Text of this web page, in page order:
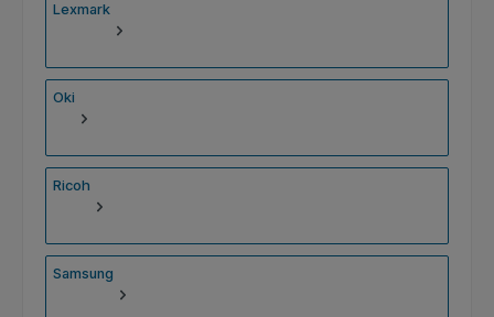
Lexmark
Oki
Ricoh
Samsung